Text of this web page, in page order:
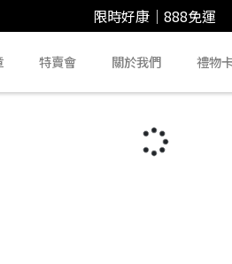
限時好康｜888免運
特賣會 關於我們 禮物